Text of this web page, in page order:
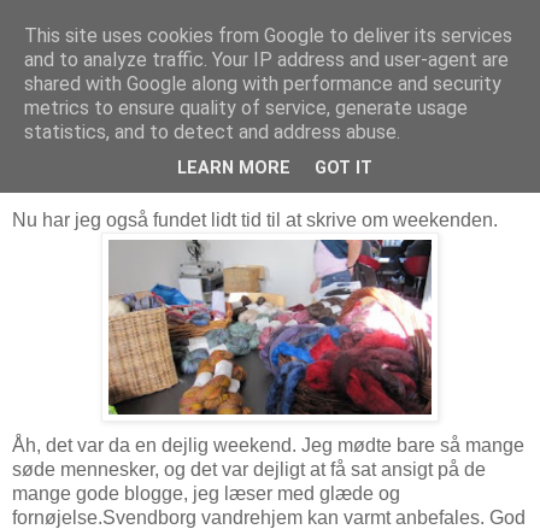
Troldesofie
tirsdag den 6. oktober 2009
Strikkefestival
Nu har jeg også fundet lidt tid til at skrive om weekenden.
Åh, det var da en dejlig weekend. Jeg mødte bare så mange
søde mennesker, og det var dejligt at få sat ansigt på de
mange gode blogge, jeg læser med glæde og
fornøjelse.Svendborg vandrehjem kan varmt anbefales. God
This site uses cookies from Google to deliver its services
and to analyze traffic. Your IP address and user-agent are
shared with Google along with performance and security
metrics to ensure quality of service, generate usage
statistics, and to detect and address abuse.
LEARN MORE GOT IT